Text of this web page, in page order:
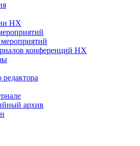
НХ
конференций НХ
редактора
архив